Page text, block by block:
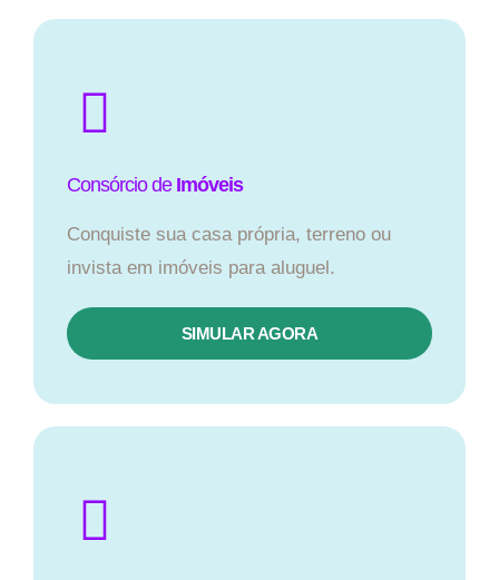
Consórcio de Imóveis
Conquiste sua casa própria, terreno ou
invista em imóveis para aluguel.
SIMULAR AGORA​